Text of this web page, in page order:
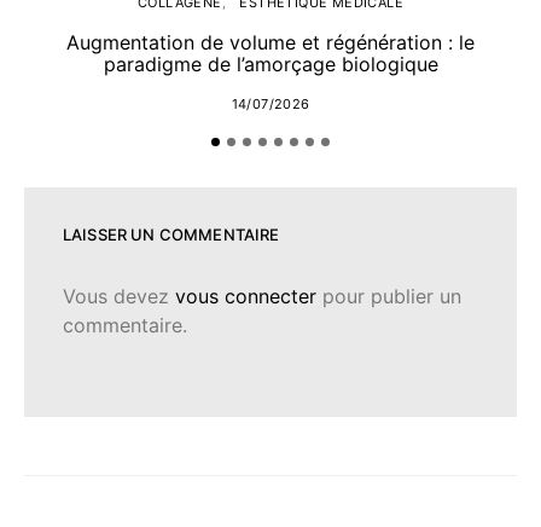
Augmentation de volume et régénération : le
paradigme de l’amorçage biologique
14/07/2026
LAISSER UN COMMENTAIRE
Vous devez vous connecter pour publier un
commentaire.